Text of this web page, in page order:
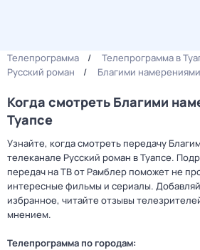
Телепрограмма
Телепрограмма в
Русский роман
Благими намерениями
Когда смотреть Благими
Туапсе
Узнайте, когда смотреть передачу
телеканале Русский роман в Туапсе.
передач на ТВ от Рамблер поможет не
интересные фильмы и сериалы.
избранное, читайте отзывы
мнением.
Телепрограмма по городам: